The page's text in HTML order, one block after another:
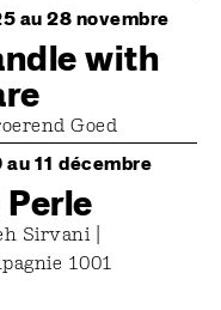
au 28 novembre
with
Goed
au 11 décembre
Perle
Sirvani |
1001